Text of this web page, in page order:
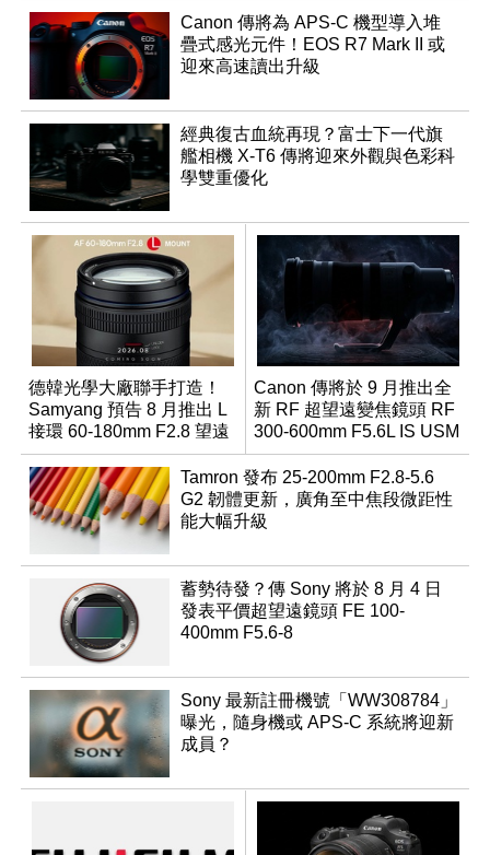
Canon 傳將為 APS-C 機型導入堆
疊式感光元件！EOS R7 Mark II 或
迎來高速讀出升級
經典復古血統再現？富士下一代旗
艦相機 X-T6 傳將迎來外觀與色彩科
學雙重優化
德韓光學大廠聯手打造！
Samyang 預告 8 月推出 L
接環 60-180mm F2.8 望遠
變焦鏡
Canon 傳將於 9 月推出全
新 RF 超望遠變焦鏡頭 RF
300-600mm F5.6L IS USM
Tamron 發布 25-200mm F2.8-5.6
G2 韌體更新，廣角至中焦段微距性
能大幅升級
蓄勢待發？傳 Sony 將於 8 月 4 日
發表平價超望遠鏡頭 FE 100-
400mm F5.6-8
Sony 最新註冊機號「WW308784」
曝光，隨身機或 APS-C 系統將迎新
成員？